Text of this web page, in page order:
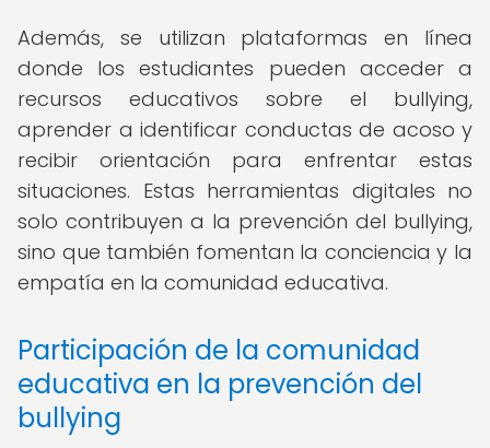
Además, se utilizan plataformas en línea
donde los estudiantes pueden acceder a
recursos educativos sobre el bullying,
aprender a identificar conductas de acoso y
recibir orientación para enfrentar estas
situaciones. Estas herramientas digitales no
solo contribuyen a la prevención del bullying,
sino que también fomentan la conciencia y la
empatía en la comunidad educativa.
Participación de la comunidad
educativa en la prevención del
bullying